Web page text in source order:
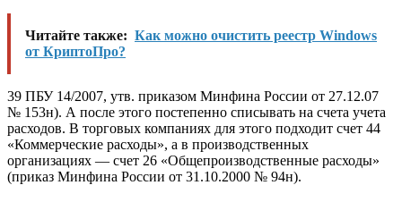
Читайте также: Как можно очистить реестр Windows
от КриптоПро?
39 ПБУ 14/2007, утв. приказом Минфина России от 27.12.07
№ 153н). А после этого постепенно списывать на счета учета
расходов. В торговых компаниях для этого подходит счет 44
«Коммерческие расходы», а в производственных
организациях — счет 26 «Общепроизводственные расходы»
(приказ Минфина России от 31.10.2000 № 94н).